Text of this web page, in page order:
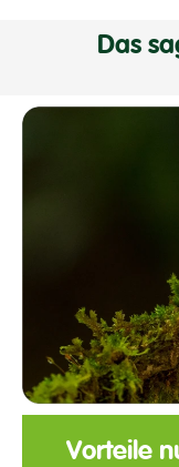
Das
Vorteile